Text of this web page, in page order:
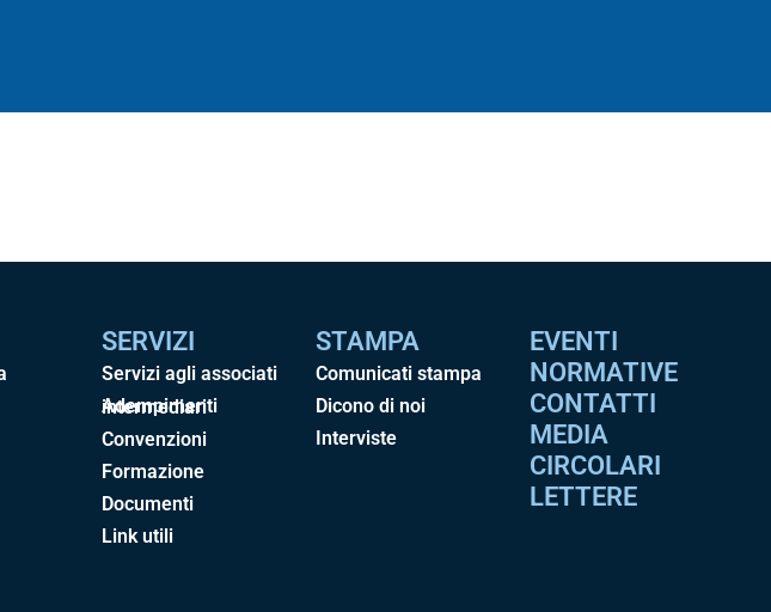
SERVIZI
Servizi agli associati
Adempimenti intermediari
Convenzioni
Formazione
Documenti
Link utili
STAMPA
Comunicati stampa
Dicono di noi
Interviste
EVENTI
NORMATIVE
CONTATTI
MEDIA
CIRCOLARI
LETTERE